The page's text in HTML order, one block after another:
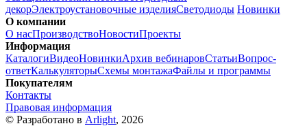
декорЭлектроустановочные изделияСветодиоды Новинки
О компании
О насПроизводствоНовостиПроекты
Информация
КаталогиВидеоНовинкиАрхив вебинаровСтатьиВопрос-
ответКалькуляторыСхемы монтажаФайлы и программы
Покупателям
Контакты
Правовая информация
© Разработано в Arlight, 2026